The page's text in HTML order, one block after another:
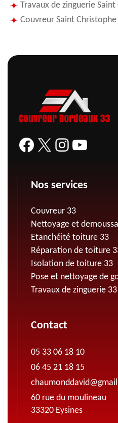
Travaux de zinguerie
Couvreur Saint
Nos services
Couvreur 33
Nettoyage et
Etanchéité toiture 33
Réparation de toiture
Isolation de toiture 33
Pose et nettoyage de
Travaux de zinguerie 33
Contact
05 33 06 18 10
06 45 21 18 15
60 rue du moulineau
33320 Eysines